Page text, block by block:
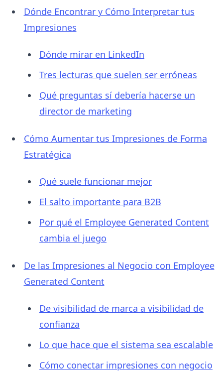
Dónde Encontrar y Cómo Interpretar tus
Impresiones
Dónde mirar en LinkedIn
Tres lecturas que suelen ser erróneas
Qué preguntas sí debería hacerse un
director de marketing
Cómo Aumentar tus Impresiones de Forma
Estratégica
Qué suele funcionar mejor
El salto importante para B2B
Por qué el Employee Generated Content
cambia el juego
De las Impresiones al Negocio con Employee
Generated Content
De visibilidad de marca a visibilidad de
confianza
Lo que hace que el sistema sea escalable
Cómo conectar impresiones con negocio